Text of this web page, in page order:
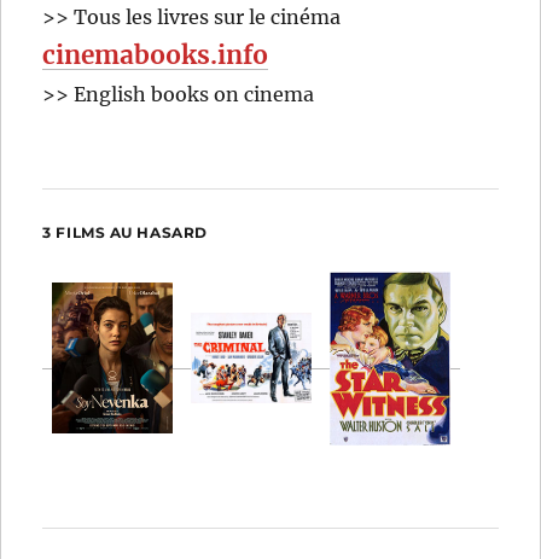
>> Tous les livres sur le cinéma
cinemabooks.info
>> English books on cinema
3 FILMS AU HASARD